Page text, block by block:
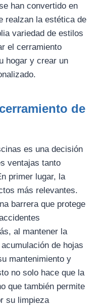
han convertido en
realzan la estética de
variedad de estilos
el cerramiento
hogar y crear un
de
es una decisión
ventajas tanto
primer lugar, la
más relevantes.
barrera que protege
al mantener la
de hojas
mantenimiento y
no solo hace que la
que también permite
su limpieza